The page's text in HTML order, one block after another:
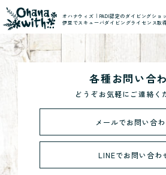
オハナウィズ｜PADI認定のダイビングショ
伊豆でスキューバダイビングライセンス取
各種お問い合
どうぞお気軽にご連絡く
メールでお問い合
LINEでお問い合わ